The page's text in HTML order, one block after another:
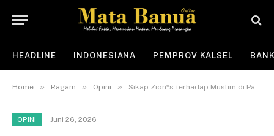
HEADLINE INDONESIANA PEMPROV KALSEL
Home » Ragam » Opini » Sikap Zion*s terhadap Muslim di Palestina Sangat Menakutkan, Islam Punya Solusi
OPINI Juni 26, 2026